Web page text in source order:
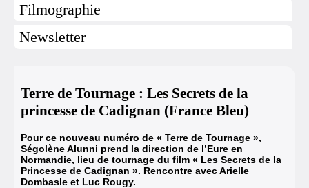
Filmographie
Newsletter
Terre de Tournage : Les Secrets de la
princesse de Cadignan (France Bleu)
Pour ce nouveau numéro de « Terre de Tournage »,
Ségolène Alunni prend la direction de l’Eure en
Normandie, lieu de tournage du film « Les Secrets de la
Princesse de Cadignan ». Rencontre avec Arielle
Dombasle et Luc Rougy.